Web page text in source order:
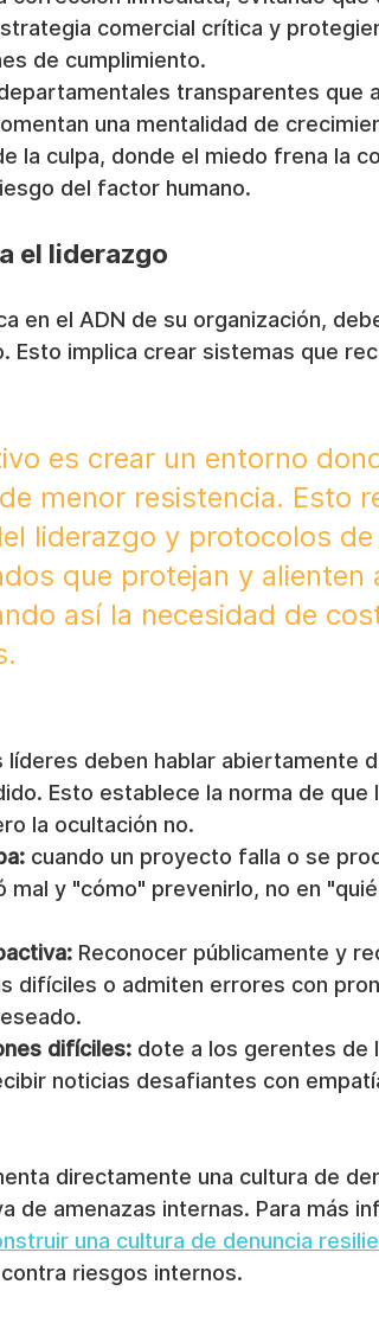
comercial crítica y
de cumplimiento.
transparentes que
una mentalidad de
la culpa, donde el miedo frena la
del factor humano.
el liderazgo
en el ADN de su organización,
Esto implica crear sistemas que
es crear un entorno
menor resistencia. Esto
liderazgo y protocolos
que protejan y alienten
así la necesidad de
líderes deben hablar abiertamente
Esto establece la norma de que
la ocultación no.
cuando un proyecto falla o se
mal y "cómo" prevenirlo, no en
Reconocer públicamente y
difíciles o admiten errores con
difíciles: dote a los gerentes de
noticias desafiantes con
directamente una cultura de
de amenazas internas. Para más
una cultura de denuncia
riesgos internos.